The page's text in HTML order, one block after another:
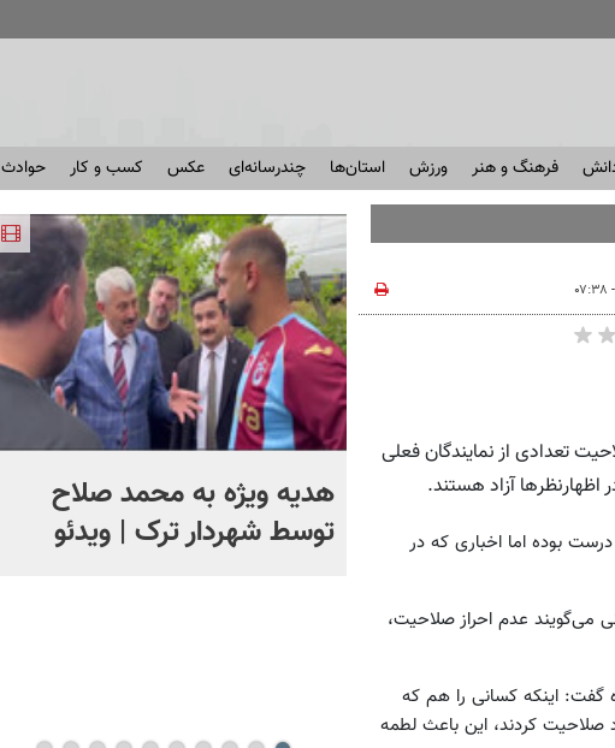
فرهنگ و هنر ورزش استان‌ها چندرسانه‌ای عکس کسب و کار حوادث
تعدادی از نمایندگان فعلی
آزاد هستند.
بوده اما اخباری که در
می‌گویند عدم احراز صلاحیت،
گفت: اینکه کسانی را هم که
صلاحیت کردند، این باعث لطمه
در نظام توزیع
ارزان می‌شود یا
هدیه ویژه به محمد صلاح
توسط شهردار ترک | ویدئو